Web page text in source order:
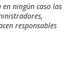
ningún caso las
responsables